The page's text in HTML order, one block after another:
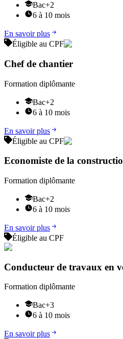
Bac+2
6 à 10 mois
En savoir plus
Éligible au CPF
Chef de chantier
Formation diplômante
Bac+2
6 à 10 mois
En savoir plus
Éligible au CPF
Economiste de la
Formation diplômante
Bac+2
6 à 10 mois
En savoir plus
Éligible au CPF
Conducteur de travaux en
Formation diplômante
Bac+3
6 à 10 mois
En savoir plus